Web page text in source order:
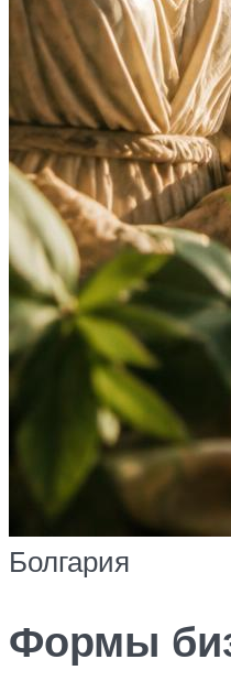
Болгария
Формы